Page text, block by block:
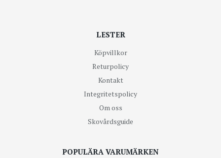
LESTER
Köpvillkor
Returpolicy
Kontakt
Integritetspolicy
Om oss
Skovårdsguide
POPULÄRA VARUMÄRKEN